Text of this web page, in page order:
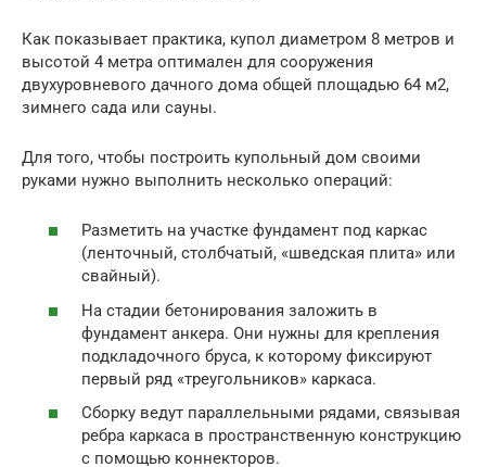
Как показывает практика, купол диаметром 8 метров и
высотой 4 метра оптимален для сооружения
двухуровневого дачного дома общей площадью 64 м2,
зимнего сада или сауны.
Для того, чтобы построить купольный дом своими
руками нужно выполнить несколько операций:
Разметить на участке фундамент под каркас
(ленточный, столбчатый, «шведская плита» или
свайный).
На стадии бетонирования заложить в
фундамент анкера. Они нужны для крепления
подкладочного бруса, к которому фиксируют
первый ряд «треугольников» каркаса.
Сборку ведут параллельными рядами, связывая
ребра каркаса в пространственную конструкцию
с помощью коннекторов.